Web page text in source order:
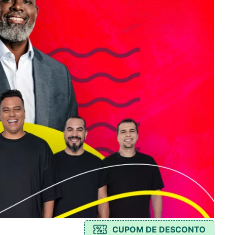
CUPOM DE DESCONTO